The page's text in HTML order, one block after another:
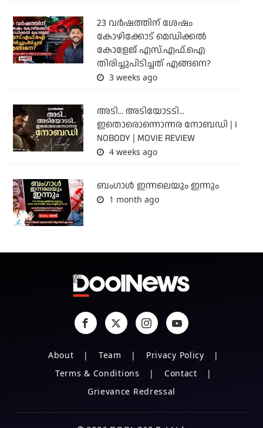
23 വർഷത്തിന് ശേഷം
കോഴിക്കോട് മെഡിക്കൽ
കോളേജ് എസ്.എഫ്.ഐ
തിരിച്ചുപിടിച്ചത് എങ്ങനെ?
3 weeks ago
അടി... അടിയോടടി...
ഇതൊരൊന്നൊന്നര നോബഡി | I
NOBODY | MOVIE REVIEW
4 weeks ago
ബംഗാള്‍ ഇന്നലെയും ഇന്നും
1 month ago
About Team
Privacy Policy
Terms & Conditions
Contact
Grievance Redressal